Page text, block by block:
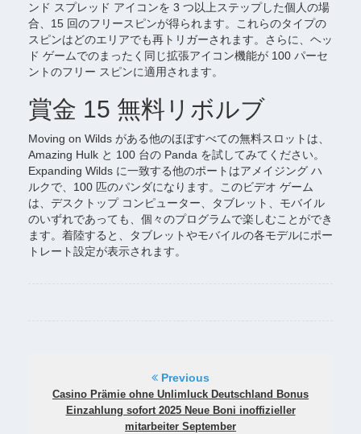
ンド スプレッド アイコンを 3 つ以上ステップした個人の場
合、15 回のフリースピンが得られます。これらのタイプの
スピンはどのエリアでも再トリガーされます。さらに、ヘッ
ド ゲームでのまったく同じ拡張アイコン機能が 100 パーセ
ントのフリー スピンに適用されます。
賞金 15 無料リボルブ
Moving on Wilds がある他のほぼすべての無料スロットは、
Amazing Hulk と 100 台の Panda を試してみてください。
Expanding Wilds に一致する他のポートはアメイジング ハ
ルクで、100 匹のパンダになります。このビデオ ゲーム
は、デスクトップ コンピューター、タブレット、モバイル
のいずれであっても、個々のプログラムで楽しむことができ
ます。着陸すると、タブレットやモバイルの各モデルにポー
トレート設定が表示されます。
Previous
Casino Prämie ohne Unlimluck Deutschland Bonus
Einzahlung sofort 2025 Neue Boni inoffizieller
mitarbeiter September